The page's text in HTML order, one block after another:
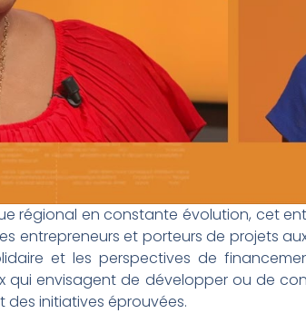
régional en constante évolution, cet
entrepreneurs et porteurs de projets
et les perspectives de
qui envisagent de développer ou de
initiatives éprouvées.